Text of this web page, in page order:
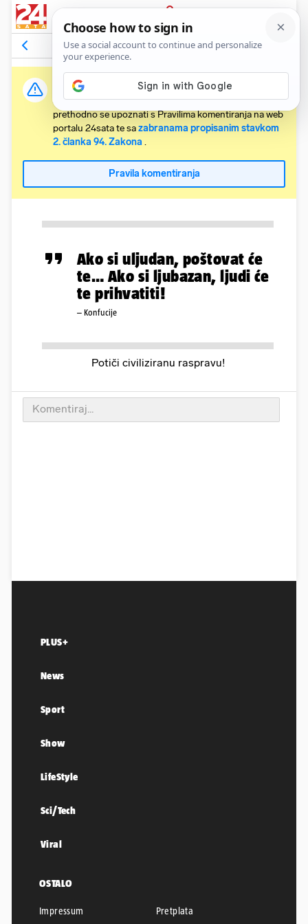
PRIJAVA
Komentari Relevantni
Važna obavijest:
Svaki korisnik koji želi komentirati članke obvezan je
prethodno se upoznati s Pravilima komentiranja na web
portalu 24sata te sazabranama propisanim stavkom
2. članka 94. Zakona .
Pravila komentiranja
Ako si uljudan, poštovat će
te… Ako si ljubazan, ljudi će
te prihvatiti!
– Konfucije
Potiči civiliziranu raspravu!
PLUS+
News
Sport
Show
LifeStyle
Sci/Tech
Viral
OSTALO
Impressum Pretplata